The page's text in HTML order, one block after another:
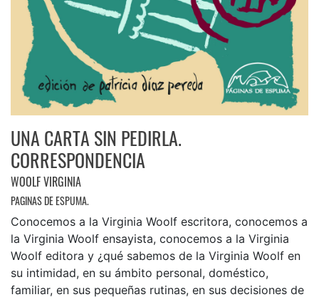
UNA CARTA SIN PEDIRLA.
CORRESPONDENCIA
WOOLF VIRGINIA
PAGINAS DE ESPUMA.
Conocemos a la Virginia Woolf escritora, conocemos a
la Virginia Woolf ensayista, conocemos a la Virginia
Woolf editora y ¿qué sabemos de la Virginia Woolf en
su intimidad, en su ámbito personal, doméstico,
familiar, en sus pequeñas rutinas, en sus decisiones de